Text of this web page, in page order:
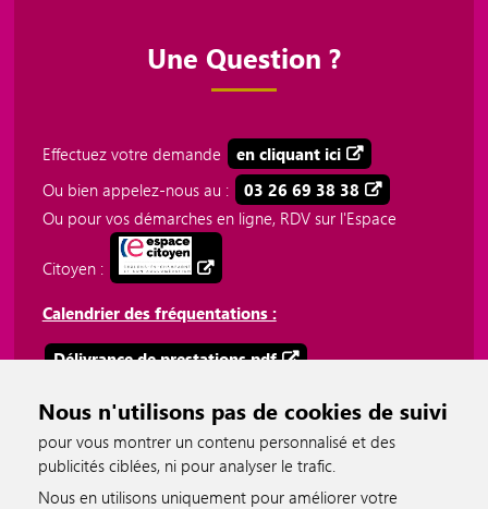
Nous n'utilisons pas de cookies de suivi
pour vous montrer un contenu personnalisé et des
publicités ciblées, ni pour analyser le trafic.
Nous en utilisons uniquement pour améliorer votre
Une Question ?
Effectuez votre demande
en cliquant ici
Ou bien appelez-nous au :
03 26 69 38 38
Ou pour vos démarches en ligne, RDV sur l'Espace
Citoyen :
Calendrier des fréquentations :
Délivrance de prestations.pdf